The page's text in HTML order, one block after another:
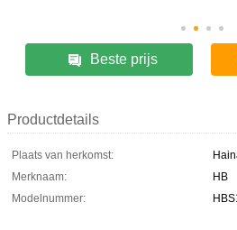
Beste prijs
Productdetails
Plaats van herkomst:
Merknaam:
HB
Modelnummer: